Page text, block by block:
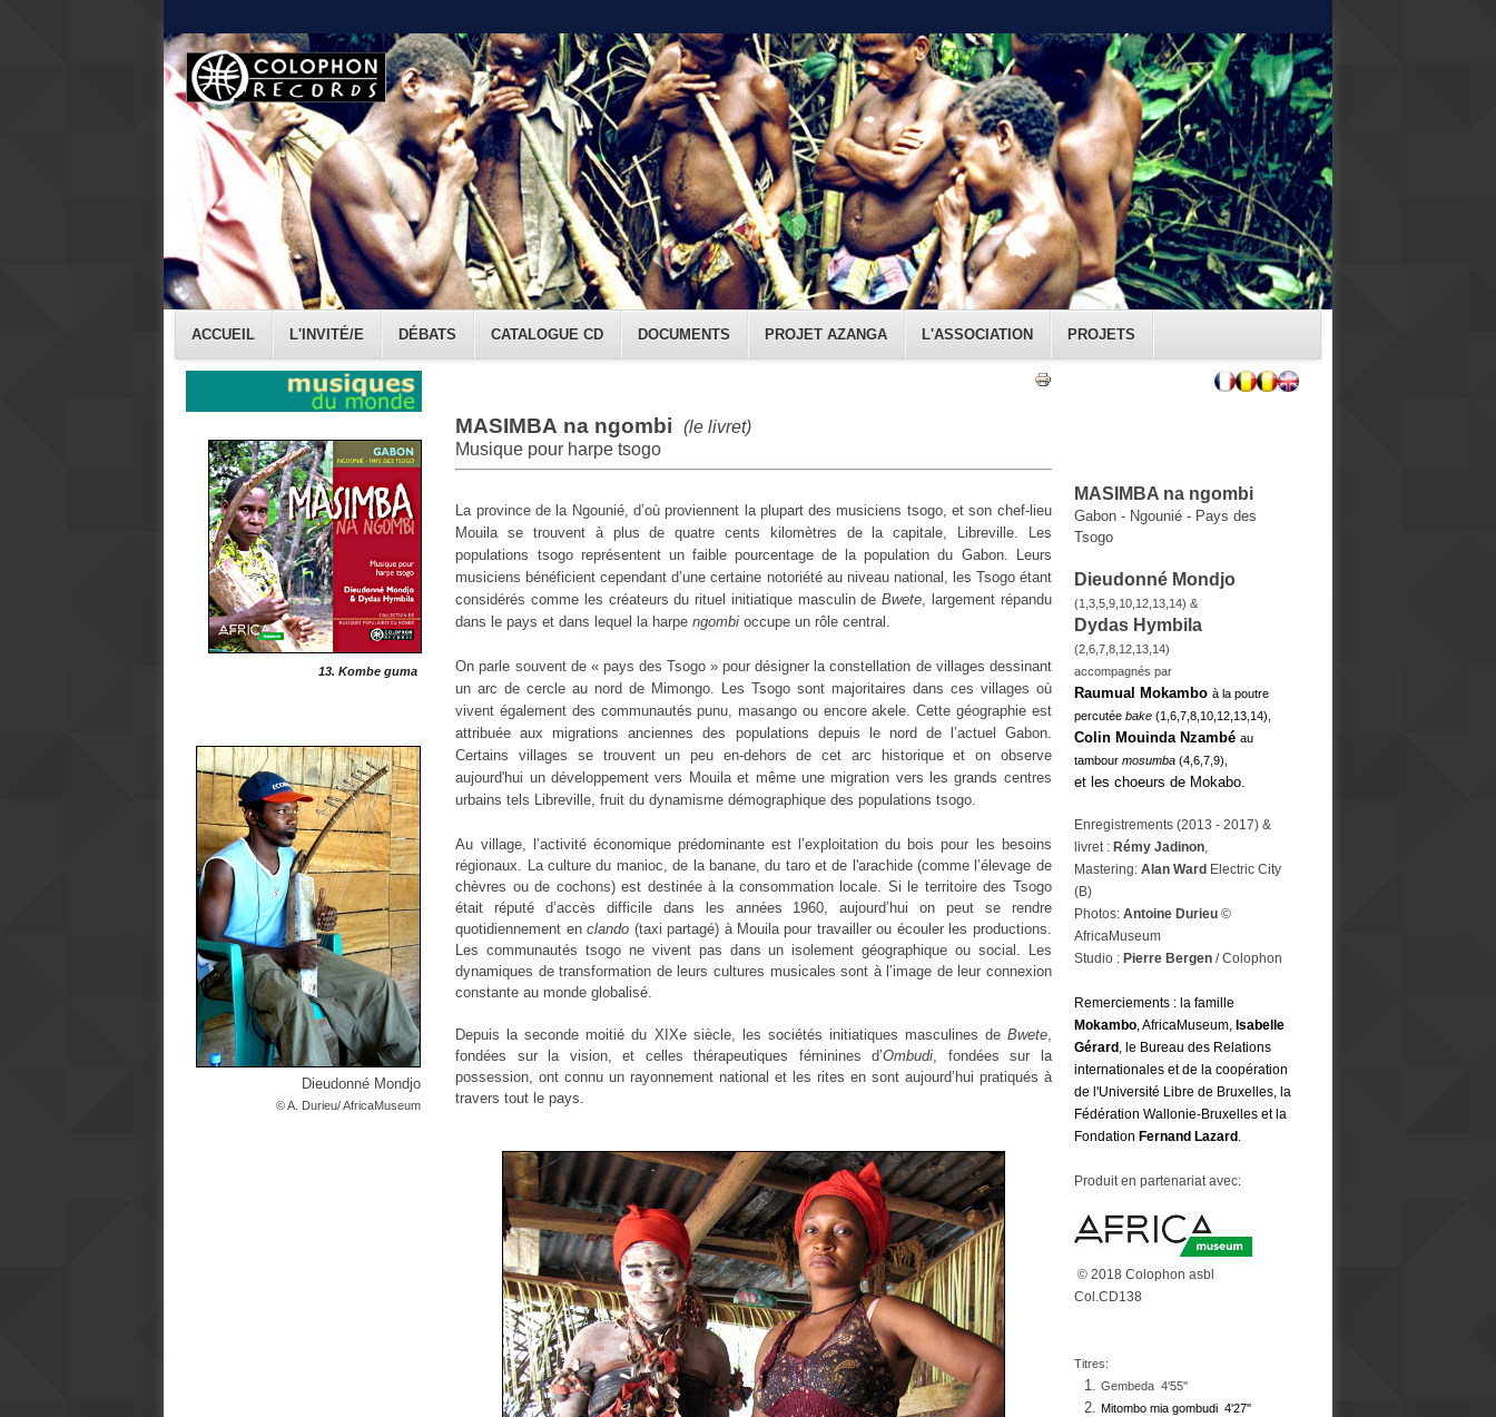
ACCUEIL L'INVITÉ/E DÉBATS CATALOGUE CD DOCUMENTS PROJET AZANGA L'ASSOCIATION PROJETS
13. Kombe guma
Dieudonné Mondjo
© A. Durieu/ AfricaMuseum
MASIMBA na ngombi
(le livret)
Musique pour harpe tsogo
La province de la Ngounié, d’où proviennent la plupart des musiciens tsogo, et son chef-lieu
Mouila se trouvent à plus de quatre cents kilomètres de la capitale, Libreville. Les
populations tsogo représentent un faible pourcentage de la population du Gabon. Leurs
musiciens bénéficient cependant d’une certaine notoriété au niveau national, les Tsogo étant
considérés comme les créateurs du rituel initiatique masculin deBwete , largement répandu
dans le pays et dans lequel la harpengombi occupe un rôle central.
On parle souvent de « pays des Tsogo » pour désigner la constellation de villages dessinant
un arc de cercle au nord de Mimongo. Les Tsogo sont majoritaires dans ces villages où
vivent également des communautés punu, masango ou encore akele. Cette géographie est
attribuée aux migrations anciennes des populations depuis le nord de l’actuel Gabon.
Certains villages se trouvent un peu en-dehors de cet arc historique et on observe
aujourd'hui un développement vers Mouila et même une migration vers les grands centres
urbains tels Libreville, fruit du dynamisme démographique des populations tsogo.
Au village, l’activité économique prédominante est l’exploitation du bois pour les besoins
régionaux. La culture du manioc, de la banane, du taro et de l'arachide (comme l’élevage de
chèvres ou de cochons) est destinée à la consommation locale. Si le territoire des Tsogo
était réputé d’accès difficile dans les années 1960, aujourd’hui on peut se rendre
quotidiennement enclando (taxi partagé) à Mouila pour travailler ou écouler les productions.
Les communautés tsogo ne vivent pas dans un isolement géographique ou social. Les
dynamiques de transformation de leurs cultures musicales sont à l’image de leur connexion
constante au monde globalisé.
Depuis la seconde moitié du XIXe siècle, les sociétés initiatiques masculines de Bwete,
fondées sur la vision, et celles thérapeutiques féminines d’Ombudi , fondées sur la
possession, ont connu un rayonnement national et les rites en sont aujourd’hui pratiqués à
travers tout le pays.
MASIMBA na ngombi
Gabon - Ngounié - Pays des
Tsogo
Dieudonné Mondjo
(1,3,5,9,10,12,13,14) &
DydasHymbila
(2,6,7,8,12,13,14)
accompagnés par
Raumual Mokambo à la poutre
percutée bake(1,6,7,8,10,12,13,14),
Colin Mouinda Nzambé au
tambour mosumba(4,6,7,9),
et les choeurs de Mokabo.
Enregistrements (2013 - 2017) &
livret : Rémy Jadinon,
Mastering: Alan Ward Electric City
(B)
Photos: Antoine Durieu ©
AfricaMuseum
Studio : Pierre Bergen / Colophon
Remerciements : la famille
Mokambo, AfricaMuseum, Isabelle
Gérard , le Bureau des Relations
internationales et de la coopération
de l'Université Libre de Bruxelles, la
Fédération Wallonie-Bruxelles et la
Fondation Fernand Lazard .
Produit en partenariat avec:
© 2018 Colophon asbl
Col.CD138
Titres:
Gembeda 4'55''
Mitombo mia gombudi 4'27''